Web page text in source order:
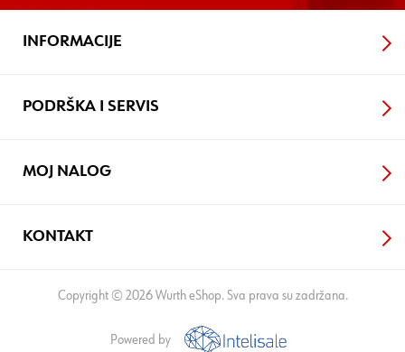
INFORMACIJE
PODRŠKA I SERVIS
MOJ NALOG
KONTAKT
Copyright © 2026 Wurth eShop. Sva prava su zadržana.
Powered by